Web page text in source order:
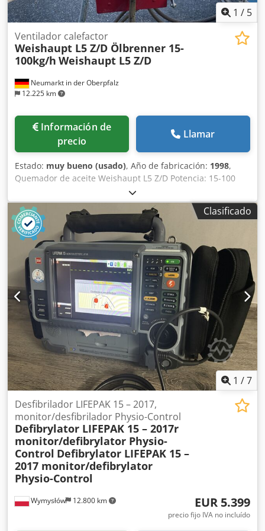
accionamiento fiable.
1 / 5
Neumarkt in der Oberpfalz
12.225 km
Ventilador calefactor
Weishaupt L5 Z/D Ölbrenner 15-
100kg/h Weishaupt L5 Z/D
Información de
precio
Llamar
Estado: muy bueno (usado), Año de fabricación: 1998,
Quemador de aceite Weishaupt L5 Z/D Potencia: 15-100
kg/h Año de fabricación: 1998-2006. Disponibles varias
unidades. La visita solo se realizará previa cita telefónica.
Credpfeh Ibgpsx Apbsf Se prefiere la venta a
distribuidores, empresas o para exportación. Toda la
información se facilita sin garantía, salvo error u omisión, y
se reserva el derecho a la venta previa. El vendedor no se
hace responsable de errores de transcripción o de
transmisión de datos. Por supuesto, también nos
encargamos de todos los trámites. Posibilidad de carga.
Clasificado
1 /7
Wymysłów 12.800 km
Desfibrilador LIFEPAK 15 – 2017,
monitor/desfibrilador Physio-Control
Defibrylator LIFEPAK 15 – 2017r
monitor/defibrylator Physio-
Control Defibrylator LIFEPAK 15 –
2017 monitor/defibrylator
Physio-Control
EUR 5.399
precio fijo IVA no incluído